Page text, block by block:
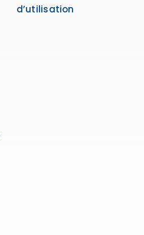
d’utilisation